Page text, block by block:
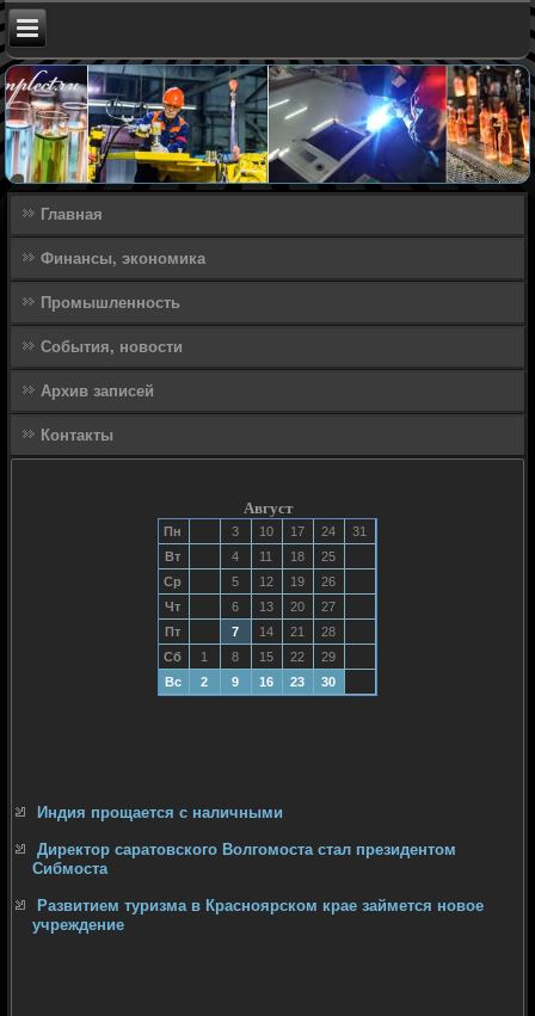
Главная
Финансы, экономика
Промышленность
События, новости
Архив записей
Контакты
Август
Пн 3 10 17 24
31
Вт
4 11 18
25
Ср
5 12 19
26
Чт
6 13 20
27
Пт
7 14 21
28
Сб
1 8 15 22
29
Вс
2 9 16 23 30
Индия прощается с наличными
Директор саратовского Волгомоста стал президентом
Сибмоста
Развитием туризма в Красноярском крае займется новое
учреждение